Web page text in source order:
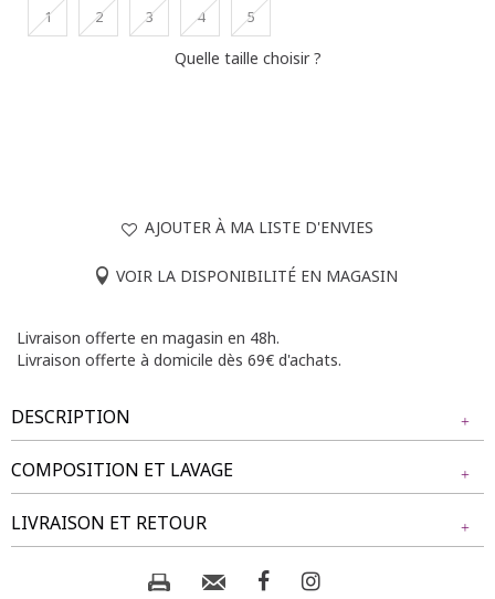
1 2 3 4 5
Quelle taille choisir ?
AJOUTER À MA LISTE D'ENVIES
VOIR LA DISPONIBILITÉ EN MAGASIN
Livraison offerte en magasin en 48h.
Livraison offerte à domicile dès 69€ d'achats.
DESCRIPTION
longueur longue
manches longues
COMPOSITION ET LAVAGE
Tissu principal : 100% VISCOSE
Composition et lavage :
LIVRAISON ET RETOUR
NOS MODES DE LIVRAISON